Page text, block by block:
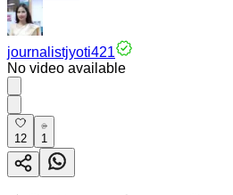
journalistjyoti421
No video available
12 1